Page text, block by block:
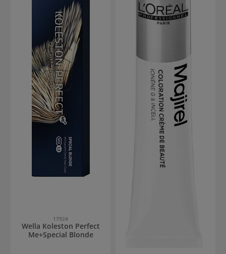
17924
Wella Koleston Perfect
Me+Special Blonde